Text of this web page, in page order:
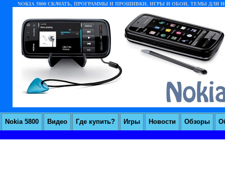
NOKIA 5800 СКАЧАТЬ, ПРОГРАММЫ И ПРОШИВКИ, ИГРЫ И ОБОИ, ТЕМЫ ДЛЯ
Nokia 5800 Видео Где купить? Игры Новости Обзоры